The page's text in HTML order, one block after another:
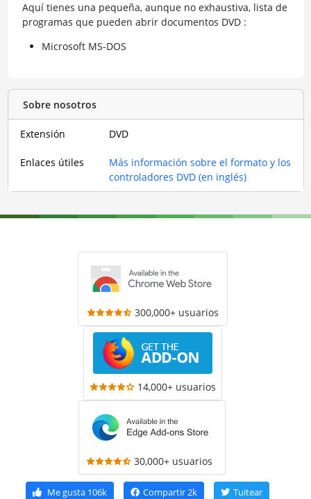
Aquí tienes una pequeña, aunque no exhaustiva, lista de
programas que pueden abrir documentos DVD :
Microsoft MS-DOS
Sobre nosotros
Extensión DVD
Enlaces útiles
Más información sobre el formato y los
controladores DVD (en inglés)
300,000+ usuarios
14,000+ usuarios
30,000+ usuarios
Me gusta106k Compartir2k Tuitear